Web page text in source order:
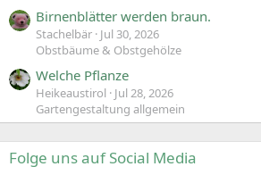
Birnenblätter werden braun.
Stachelbär Jul 30, 2026
Obstbäume & Obstgehölze
Welche Pflanze
Heikeaustirol
Jul 28, 2026
Gartengestaltung allgemein
Folge uns auf Social Media